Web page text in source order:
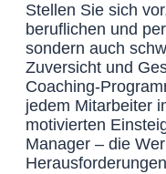
Stellen Sie sich
beruflichen und
sondern auch
Zuversicht und
Coaching-
jedem Mitarbeiter
motivierten
Manager – die